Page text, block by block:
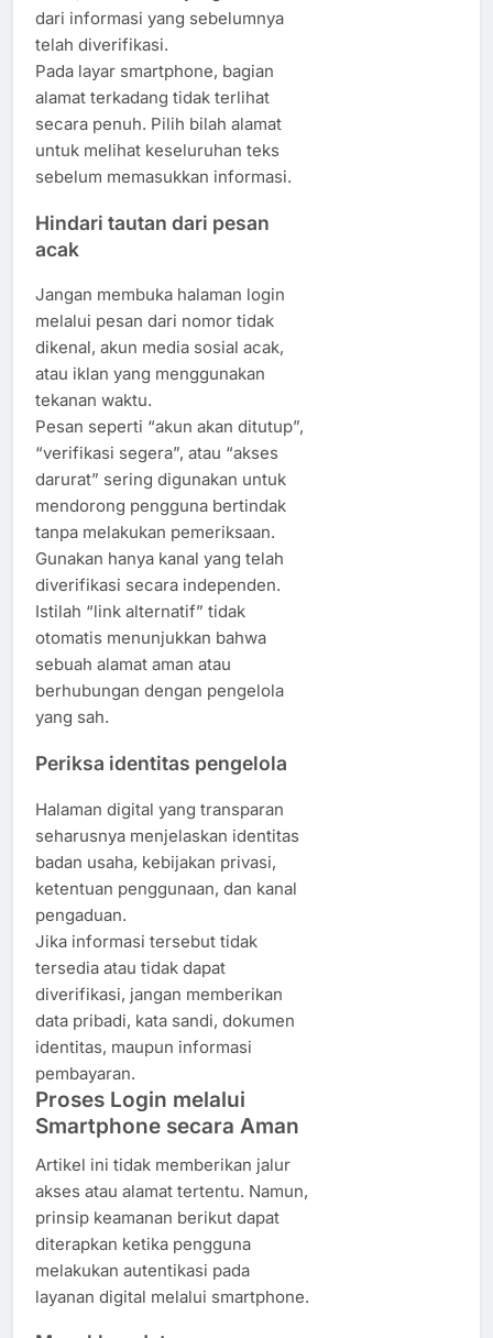
dari informasi yang sebelumnya
telah diverifikasi.
Pada layar smartphone, bagian
alamat terkadang tidak terlihat
secara penuh. Pilih bilah alamat
untuk melihat keseluruhan teks
sebelum memasukkan informasi.
Hindari tautan dari pesan
acak
Jangan membuka halaman login
melalui pesan dari nomor tidak
dikenal, akun media sosial acak,
atau iklan yang menggunakan
tekanan waktu.
Pesan seperti “akun akan ditutup”,
“verifikasi segera”, atau “akses
darurat” sering digunakan untuk
mendorong pengguna bertindak
tanpa melakukan pemeriksaan.
Gunakan hanya kanal yang telah
diverifikasi secara independen.
Istilah “link alternatif” tidak
otomatis menunjukkan bahwa
sebuah alamat aman atau
berhubungan dengan pengelola
yang sah.
Periksa identitas pengelola
Halaman digital yang transparan
seharusnya menjelaskan identitas
badan usaha, kebijakan privasi,
ketentuan penggunaan, dan kanal
pengaduan.
Jika informasi tersebut tidak
tersedia atau tidak dapat
diverifikasi, jangan memberikan
data pribadi, kata sandi, dokumen
identitas, maupun informasi
pembayaran.
Proses Login melalui
Smartphone secara Aman
Artikel ini tidak memberikan jalur
akses atau alamat tertentu. Namun,
prinsip keamanan berikut dapat
diterapkan ketika pengguna
melakukan autentikasi pada
layanan digital melalui smartphone.